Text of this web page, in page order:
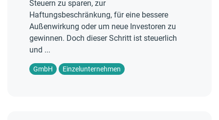
Steuern zu sparen, zur
Haftungsbeschränkung, für eine bessere
Außenwirkung oder um neue Investoren zu
gewinnen. Doch dieser Schritt ist steuerlich
und ...
GmbH Einzelunternehmen